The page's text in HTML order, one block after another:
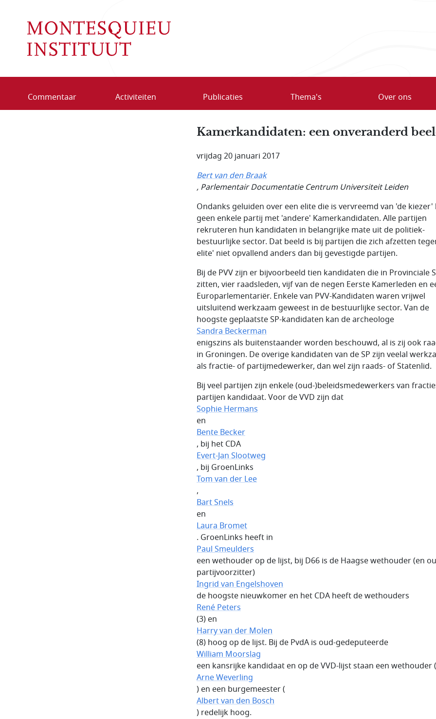
Commentaar Activiteiten Publicaties Thema's Over ons
Kamerkandidaten: een onveranderd
vrijdag 20 januari 2017
Bert van den Braak
, Parlementair Documentatie Centrum Universiteit Leiden
Ondanks geluiden over een elite die is vervreemd van 'de
geen enkele partij met 'andere' Kamerkandidaten. Alle partijen
rekruteren hun kandidaten in belangrijke mate uit de politiek-
bestuurlijke sector. Dat beeld is bij partijen die zich afzetten
elite' niet opvallend anders dan bij gevestigde partijen.
Bij de PVV zijn er bijvoorbeeld tien kandidaten die in Provinciale
zitten, vier raadsleden, vijf van de negen Eerste Kamerleden en
Europarlementariër. Enkele van PVV-Kandidaten waren vrijwel
uitsluitend werkzaam geweest in de bestuurlijke sector. Van de
hoogste geplaatste SP-kandidaten kan de archeologe
Sandra Beckerman
enigszins als buitenstaander worden beschouwd, al is zij ook
in Groningen. De overige kandidaten van de SP zijn veelal
als fractie- of partijmedewerker, dan wel zijn raads- of Statenlid.
Bij veel partijen zijn enkele (oud-)beleidsmedewerkers van
partijen kandidaat. Voor de VVD zijn dat
Sophie Hermans
en
Bente Becker
, bij het CDA
Evert-Jan Slootweg
, bij GroenLinks
Tom van der Lee
,
Bart Snels
en
Laura Bromet
. GroenLinks heeft in
Paul Smeulders
een wethouder op de lijst, bij D66 is de Haagse wethouder (en
partijvoorzitter)
Ingrid van Engelshoven
de hoogste nieuwkomer en het CDA heeft de wethouders
René Peters
(3) en
Harry van der Molen
(8) hoog op de lijst. Bij de PvdA is oud-gedeputeerde
William Moorslag
een kansrijke kandidaat en op de VVD-lijst staan een wethouder (
Arne Weverling
) en een burgemeester (
Albert van den Bosch
) redelijk hoog.